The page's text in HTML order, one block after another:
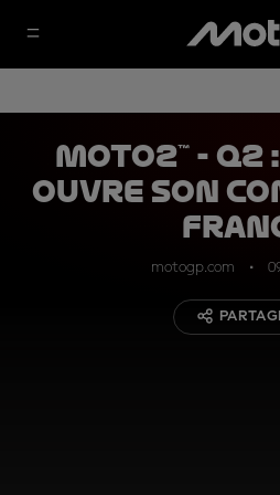
Moto2™ - Q2
ouvre son
motogp.com